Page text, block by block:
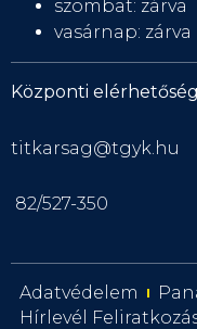
szombat: zárva
vasárnap: zárva
Központi
titkarsag@tgyk.hu
82/527-350
Adatvédelem
Hírlevél